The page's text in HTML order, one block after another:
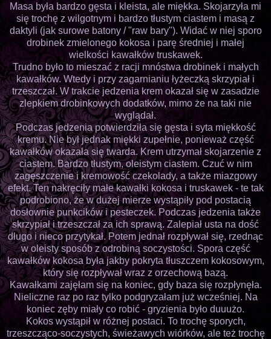
Masa była bardzo gęsta i kleista, ale miękka. Skojarzyła mi
się trochę z wilgotnym i bardzo tłustym ciastem i masą z
daktyli (jak surowe batony / "raw bary"). Widać w niej sporo
drobinek zmielonego kokosa i parę średniej i małej
wielkości kawałków truskawek.
Trudno było to mieszać z racji mnóstwa drobinek i małych
kawałków. Wtedy i przy zagarnianiu łyżeczką skrzypiał i
trzeszczał. W trakcie jedzenia krem okazał się w zasadzie
zlepkiem drobinkowych dodatków, mimo że na taki nie
wyglądał.
Podczas jedzenia potwierdziła się gęsta i syta miękkość
kremu. Nie był jednak miękki zupełnie, ponieważ część
kawałków okazała się twarda. Krem utrzymał skojarzenie z
ciastem. Bardzo tłustym, oleistym ciastem. Czuć w nim
zagęszczenie i kremowość czekolady, a także miazgowy
efekt. Ten nakręciły małe kawałki kokosa i truskawek - te tak
podrobiono, że w dużej mierze wystąpiły pod postacią
dosłownie punkcików i pesteczek. Podczas jedzenia także
skrzypiał i trzeszczał za ich sprawą. Zalepiał usta na dość
długo i nieco przytykał. Potem jednał rozpływał się, rzednąc
w oleisty sposób z odrobiną soczystości. Spora część
kawałków kokosa była jakby pokryta tłuszczem kokosowym,
który się rozpływał wraz z orzechową bazą.
Kawałkami zajęłam się na koniec, gdy baza się rozpłynęła.
Nieliczne raz po raz tylko podgryzałam już wcześniej. Na
koniec zęby miały co robić - gryzienia było duuużo.
Kokos wystąpił w różnej postaci. To trochę sporych,
trzeszcząco-soczystych, świeżawych wiórków, ale też trochę